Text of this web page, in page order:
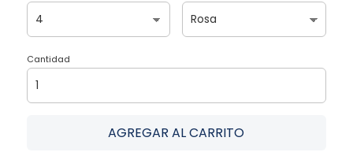
Cantidad
AGREGAR AL CARRITO